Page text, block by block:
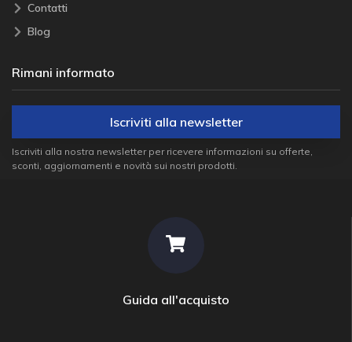
Contatti
Blog
Rimani informato
Iscriviti alla newsletter
Iscriviti alla nostra newsletter per ricevere informazioni su offerte,
sconti, aggiornamenti e novità sui nostri prodotti.
Guida all'acquisto